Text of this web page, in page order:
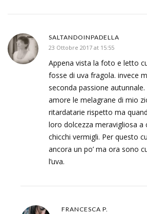
SALTANDOINPADELLA
23 Ottobre 2017 at 15:55
Appena vista la foto e letto
fosse di uva fragola. invece
seconda passione
amore le melagrane di mio
ritardatarie rispetto ma
loro dolcezza meravigliosa a
chicchi vermigli. Per questo
ancora un po’ ma ora sono
l’uva.
FRANCESCA P.